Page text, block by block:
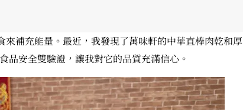
補充能量。最近，我發現了萬味軒的中華直棒肉乾和厚
品安全雙驗證，讓我對它的品質充滿信心。